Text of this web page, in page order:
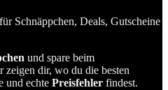
Schnäppchen, Deals, Gutscheine
und spare beim
dir, wo du die besten
und echte Preisfehler findest.